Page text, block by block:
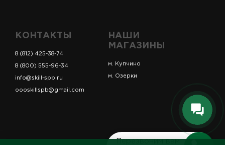
Перезвоним вам
КОНТАКТЫ
8 (812) 425-38-74
8 (800) 555-96-34
info@skill-spb.ru
oooskillspb@gmail.com
НАШИ
МАГАЗИНЫ
м. Купчино
м. Озерки